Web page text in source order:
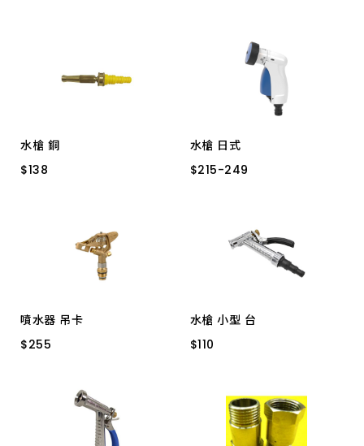
上架時間 由新到舊
水槍 銅
$138
$138
水槍 日式
$215-249
$215-249
五段 YM77852 按壓式
噴水器 吊卡
$255
$255
水槍 小型 台
$110
$110